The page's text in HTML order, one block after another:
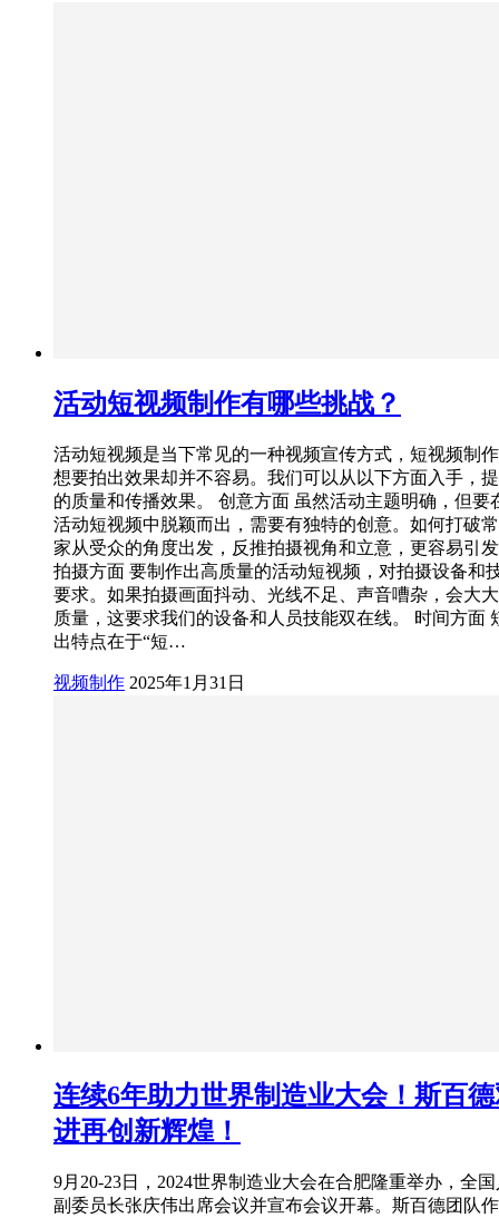
活动短视频制作有哪些挑战？
活动短视频是当下常见的一种视频宣传方式，短视频制
想要拍出效果却并不容易。我们可以从以下方面入手，
的质量和传播效果。 创意方面 虽然活动主题明确，但要
活动短视频中脱颖而出，需要有独特的创意。如何打破
家从受众的角度出发，反推拍摄视角和立意，更容易引
拍摄方面 要制作出高质量的活动短视频，对拍摄设备和
要求。如果拍摄画面抖动、光线不足、声音嘈杂，会大
质量，这要求我们的设备和人员技能双在线。 时间方面
出特点在于“短…
视频制作 2025年1月31日
连续6年助力世界制造业大会！斯百
进再创新辉煌！
9月20-23日，2024世界制造业大会在合肥隆重举办，全
副委员长张庆伟出席会议并宣布会议开幕。斯百德团队